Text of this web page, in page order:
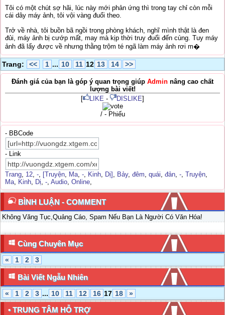
Tôi có một chút sợ hãi, lúc này mới phản ứng thì trong tay chỉ còn mỗi
cái dây máy ảnh, tôi vội vàng đuổi theo.
Trở về nhà, tôi buồn bã ngồi trong phòng khách, nghĩ mình thật là đen
đủi, máy ảnh bị cướp mất, may mà kịp thời truy đuổi đến cùng. Tuy máy
ảnh đã lấy được về nhưng thằng trộm té ngã làm máy ảnh rơi m�
Trang: << 1 ... 10 11 12 13 14 >>
Đánh giá của bạn là góp ý quan trọng giúp Admin nâng cao chất
lượng bài viết!
[
LIKE - DISLIKE]
/ - Phiếu
- BBCode
- Link
Trang, 12, -, [Truyện, Ma, -, Kinh, Dị] , Bảy, đêm, quái, đản, -, Truyện,
Ma, Kinh, Dị, -, Audio, Online,
BÌNH LUẬN - COMMENT
Không Văng Tục,Quảng Cáo, Spam Nếu Bạn Là Người Có Văn Hóa!
Cùng Chuyên Mục
« 1 2 3
Bài Viết Ngẫu Nhiên
« 1 2 3 ... 10 11 12 16 17 18 »
• TRUNG TÂM HỖ TRỢ